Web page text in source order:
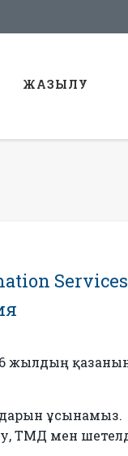
ЖАЗЫЛУ
Services
жылдың
ұсынамыз.
ТМД мен